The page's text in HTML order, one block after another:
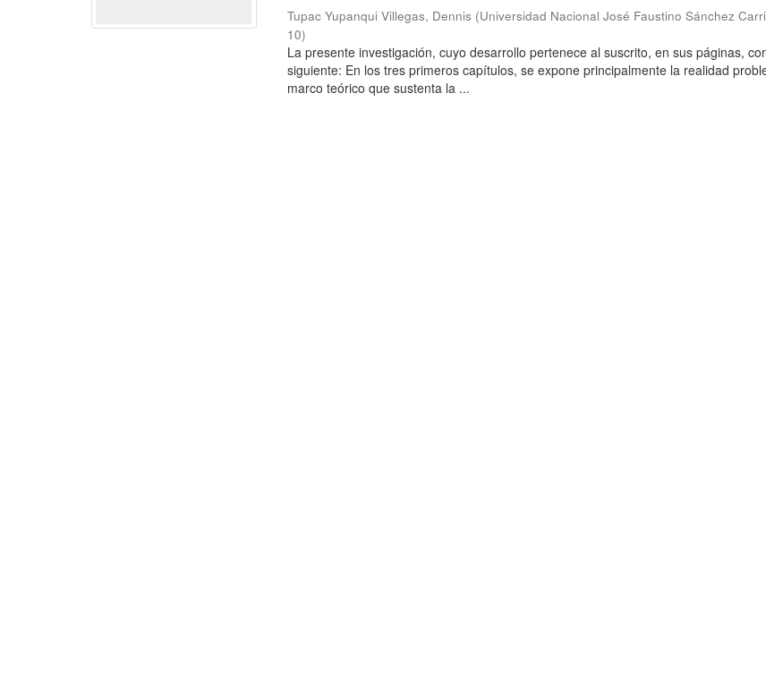
Tupac Yupanqui Villegas, Dennis (Universidad Nacional José Faustino Sánchez
10)
La presente investigación, cuyo desarrollo pertenece al suscrito, en sus páginas,
siguiente: En los tres primeros capítulos, se expone principalmente la realidad
marco teórico que sustenta la ...